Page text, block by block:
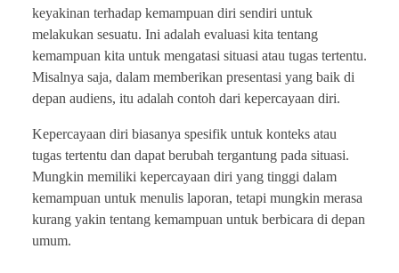
keyakinan terhadap kemampuan diri sendiri untuk
melakukan sesuatu. Ini adalah evaluasi kita tentang
kemampuan kita untuk mengatasi situasi atau tugas tertentu.
Misalnya saja, dalam memberikan presentasi yang baik di
depan audiens, itu adalah contoh dari kepercayaan diri.
Kepercayaan diri biasanya spesifik untuk konteks atau
tugas tertentu dan dapat berubah tergantung pada situasi.
Mungkin memiliki kepercayaan diri yang tinggi dalam
kemampuan untuk menulis laporan, tetapi mungkin merasa
kurang yakin tentang kemampuan untuk berbicara di depan
umum.